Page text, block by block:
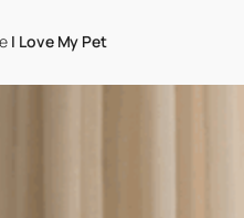
I Love My Pet